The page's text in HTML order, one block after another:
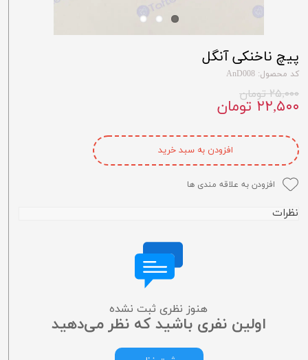
پیچ ناخنکی آنگل
کد محصول: AnD008
۲۵,۰۰۰ تومان
۲۲,۵۰۰ تومان
افزودن به سبد خرید
افزودن به علاقه مندی ها
نظرات
هنوز نظری ثبت نشده
اولین نفری باشید که نظر می‌دهید